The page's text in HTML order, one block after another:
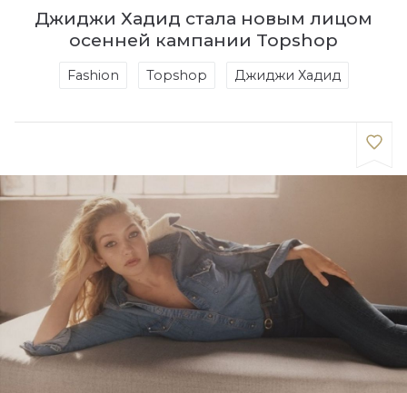
Джиджи Хадид стала новым лицом
осенней кампании Topshop
Fashion Topshop Джиджи Хадид